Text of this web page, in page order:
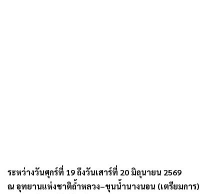
ระหว่างวันศุกร์ที่ 19 ถึงวันเสาร์ที่ 20 มิถุนายน 2569
ณ อุทยานแห่งชาติถ้ำหลวง–ขุนน้ำนางนอน (เตรียมการ)